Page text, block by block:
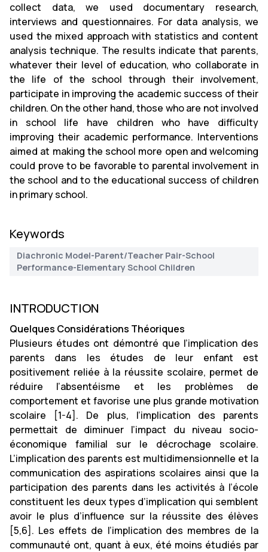
collect data, we used documentary research,
interviews and questionnaires. For data analysis, we
used the mixed approach with statistics and content
analysis technique. The results indicate that parents,
whatever their level of education, who collaborate in
the life of the school through their involvement,
participate in improving the academic success of their
children. On the other hand, those who are not involved
in school life have children who have difficulty
improving their academic performance. Interventions
aimed at making the school more open and welcoming
could prove to be favorable to parental involvement in
the school and to the educational success of children
in primary school.
Keywords
Diachronic Model-Parent/Teacher Pair-School
Performance-Elementary School Children
INTRODUCTION
Quelques Considérations Théoriques
Plusieurs études ont démontré que l’implication des
parents dans les études de leur enfant est
positivement reliée à la réussite scolaire, permet de
réduire l’absentéisme et les problèmes de
comportement et favorise une plus grande motivation
scolaire [1-4]. De plus, l’implication des parents
permettait de diminuer l’impact du niveau socio-
économique familial sur le décrochage scolaire.
L’implication des parents est multidimensionnelle et la
communication des aspirations scolaires ainsi que la
participation des parents dans les activités à l’école
constituent les deux types d’implication qui semblent
avoir le plus d’influence sur la réussite des élèves
[5,6]. Les effets de l’implication des membres de la
communauté ont, quant à eux, été moins étudiés par